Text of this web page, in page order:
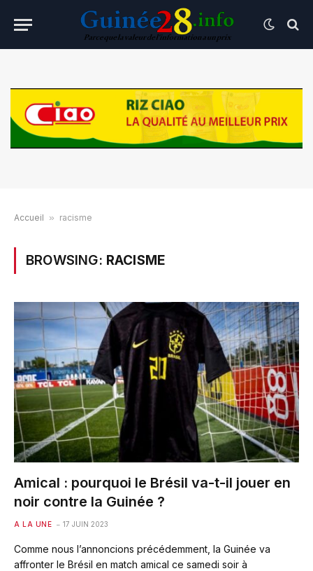
Accueil » racisme
BROWSING: RACISME
Amical : pourquoi le Brésil va-t-il jouer en
noir contre la Guinée ?
A LA UNE 17 JUIN 2023
Comme nous l’annoncions précédemment, la Guinée va
affronter le Brésil en match amical ce samedi soir à